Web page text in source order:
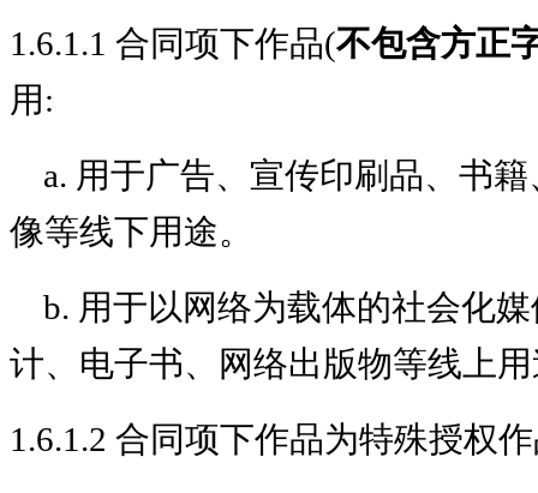
1.6.1.1 合同项下作品(不包含方正
用:
a. 用于广告、宣传印刷品、书
像等线下用途。
b. 用于以网络为载体的社会化
计、电子书、网络出版物等线上
1.6.1.2 合同项下作品为特殊授权